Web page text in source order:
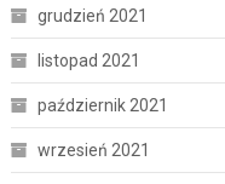
grudzień 2021
listopad 2021
październik 2021
wrzesień 2021